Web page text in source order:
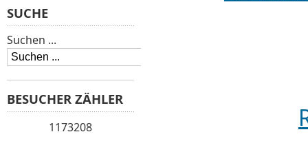
SUCHE
Suchen ...
BESUCHER ZÄHLER
1173208